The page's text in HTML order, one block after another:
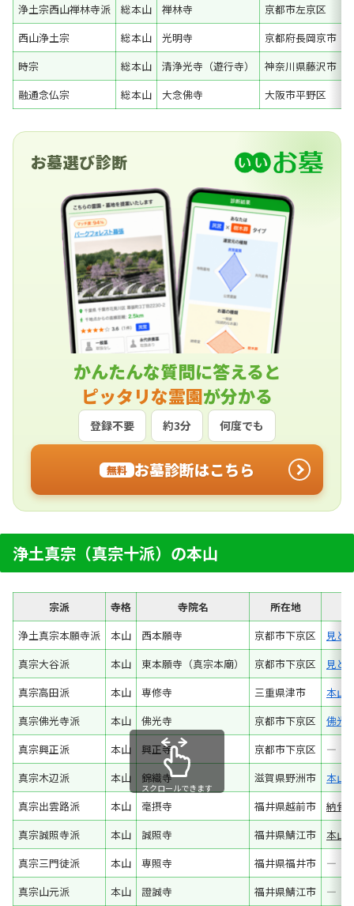
浄土宗西山禅林寺派
総本山 禅林寺 京都市左京区
西山浄土宗
総本山 光明寺 京都府長岡京市
時宗
総本山 清浄光寺（遊行寺） 神奈川県藤沢市
融通念仏宗
総本山 大念佛寺 大阪市平野区
お墓選び診断
かんたんな質問に答えると
ピッタリな霊園が分かる
登録不要 約3分 何度でも
無料 お墓診断はこちら
浄土真宗（真宗十派）の本山
宗派 寺格 寺院名
所在地
浄土真宗本願寺派
本山 西本願寺 京都市下京区
見ど
真宗大谷派
本山 東本願寺（真宗本廟） 京都市下京区
見ど
真宗高田派
本山 専修寺 三重県津市
本山
真宗佛光寺派
本山 佛光寺 京都市下京区
佛光
真宗興正派
本山 興正寺 京都市下京区
―
真宗木辺派
本山 錦織寺 滋賀県野洲市
本山
真宗出雲路派
本山 毫摂寺 福井県越前市
納骨
真宗誠照寺派
本山 誠照寺 福井県鯖江市
本山
真宗三門徒派
本山 専照寺 福井県福井市
―
真宗山元派
本山 證誠寺 福井県鯖江市 ―
スクロールできます